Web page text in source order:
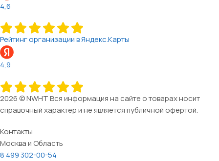
4,6
Рейтинг организации в Яндекс.Карты
4,9
2026 © NWHT Вся информация на сайте о товарах носит
справочный характер и не является публичной офертой.
Контакты
Москва и Область
8 499 302-00-54